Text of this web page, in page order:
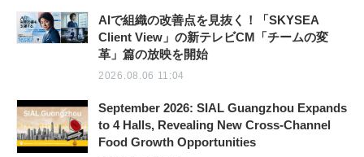
AIで組織の改善点を見抜く！「SKYSEA
Client View」の新テレビCM「チームの変
革」篇の放映を開始
2026.08.06 11:04
September 2026: SIAL Guangzhou Expands
to 4 Halls, Revealing New Cross-Channel
Food Growth Opportunities